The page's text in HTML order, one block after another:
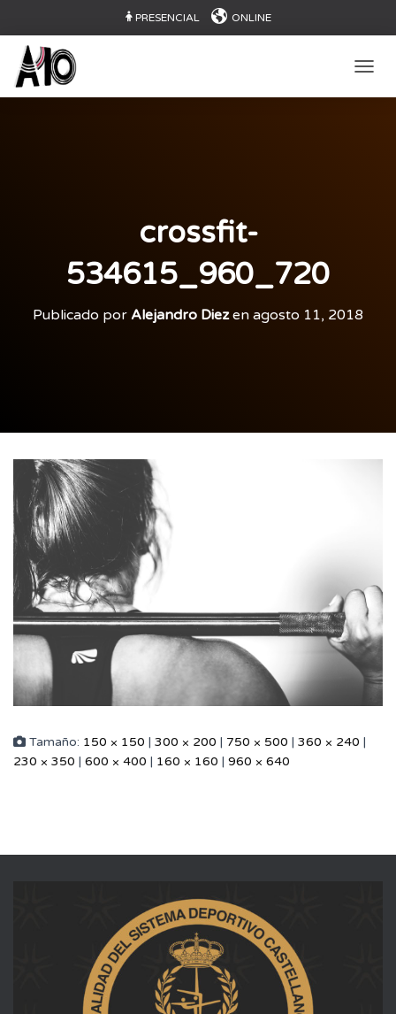
PRESENCIAL ONLINE
crossfit-
534615_960_720
Publicado por Alejandro Diezen agosto 11, 2018
Tamaño: 150 × 150 | 300 × 200 | 750 × 500 | 360 × 240 |
230 × 350 | 600 × 400 | 160 × 160 | 960 × 640